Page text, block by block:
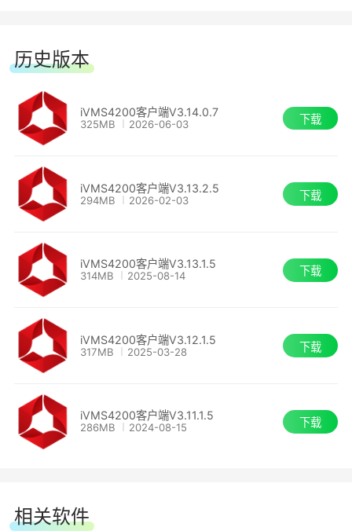
(1)配套设备激活机制，支持设备激活、密码重置等
功能。
(2)支持云服务设备添加、删除、预览、回放。
能更加完善。
(4)支持在线设备搜索功能，支持编解码设备网络
(5)主预览、电子地图、电视墙等模块可灵活拖
历史版本
iVMS4200客户端V3.14.0.7
325MB 2026-06-03 下载
iVMS4200客户端V3.13.2.5
294MB 2026-02-03 下载
iVMS4200客户端V3.13.1.5
314MB 2025-08-14 下载
iVMS4200客户端V3.12.1.5
317MB 2025-03-28 下载
iVMS4200客户端V3.11.1.5
286MB 2024-08-15 下载
相关软件